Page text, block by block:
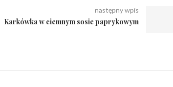
następny wpis
Karkówka w ciemnym sosie paprykowym